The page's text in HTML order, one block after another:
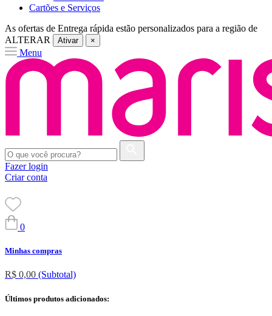
Cartões e Serviços
As ofertas de Entrega rápida estão personalizados para a região de
ALTERAR
Ativar ×
Menu
Fazer login
Criar conta
0
Minhas compras
R$ 0,00 (Subtotal)
Últimos produtos adicionados: